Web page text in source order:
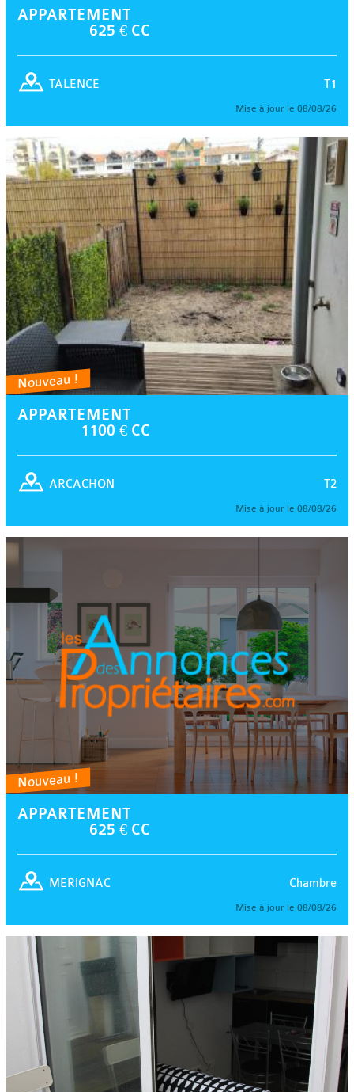
APPARTEMENT
625 € CC
T1
TALENCE
Mise à jour le 08/08/26
Nouveau !
APPARTEMENT
1100 € CC
T2
ARCACHON
Mise à jour le 08/08/26
Nouveau !
APPARTEMENT
625 € CC
Chambre
MERIGNAC
Mise à jour le 08/08/26